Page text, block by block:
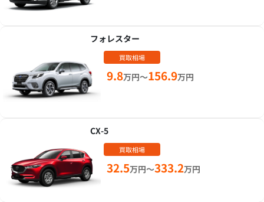
フォレスター
買取相場
9.8万円～156.9万円
CX-5
買取相場
32.5万円～333.2万円